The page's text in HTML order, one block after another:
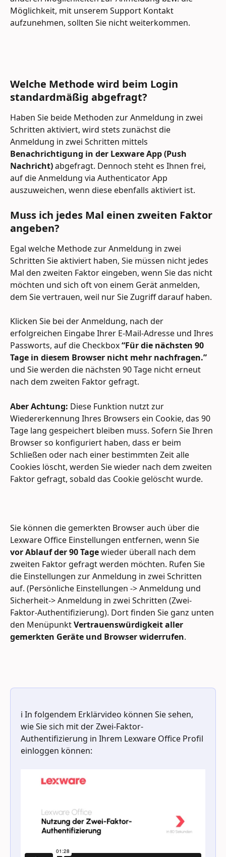
Möglichkeit, mit unserem Support Kontakt
aufzunehmen, sollten Sie nicht weiterkommen.
Welche Methode wird beim Login
standardmäßig abgefragt?
Haben Sie beide Methoden zur Anmeldung in zwei
Schritten aktiviert, wird stets zunächst die
Anmeldung in zwei Schritten mittels
Benachrichtigung in der Lexware App (Push
Nachricht) abgefragt. Dennoch steht es Ihnen frei,
auf die Anmeldung via Authenticator App
auszuweichen, wenn diese ebenfalls aktiviert ist.
Muss ich jedes Mal einen zweiten Faktor
angeben?
Egal welche Methode zur Anmeldung in zwei
Schritten Sie aktiviert haben, Sie müssen nicht jedes
Mal den zweiten Faktor eingeben, wenn Sie das nicht
möchten und sich oft von einem Gerät anmelden,
dem Sie vertrauen, weil nur Sie Zugriff darauf haben.
Klicken Sie bei der Anmeldung, nach der
erfolgreichen Eingabe Ihrer E-Mail-Adresse und Ihres
Passworts, auf die Checkbox “Für die nächsten 90
Tage in diesem Browser nicht mehr nachfragen.”
und Sie werden die nächsten 90 Tage nicht erneut
nach dem zweiten Faktor gefragt.
Aber Achtung: Diese Funktion nutzt zur
Wiedererkennung Ihres Browsers ein Cookie, das 90
Tage lang gespeichert bleiben muss. Sofern Sie Ihren
Browser so konfiguriert haben, dass er beim
Schließen oder nach einer bestimmten Zeit alle
Cookies löscht, werden Sie wieder nach dem zweiten
Faktor gefragt, sobald das Cookie gelöscht wurde.
Sie können die gemerkten Browser auch über die
Lexware Office Einstellungen entfernen, wenn Sie
vor Ablauf der 90 Tage wieder überall nach dem
zweiten Faktor gefragt werden möchten. Rufen Sie
die Einstellungen zur Anmeldung in zwei Schritten
auf. (Persönliche Einstellungen -> Anmeldung und
Sicherheit-> Anmeldung in zwei Schritten (Zwei-
Faktor-Authentifizierung). Dort finden Sie ganz unten
den Menüpunkt Vertrauenswürdigkeit aller
gemerkten Geräte und Browser widerrufen.
ℹ️ In folgendem Erklärvideo können Sie sehen,
wie Sie sich mit der Zwei-Faktor-
Authentifizierung in Ihrem Lexware Office Profil
einloggen können: